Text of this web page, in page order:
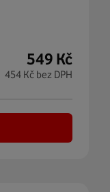
549 Kč
454 Kč bez DPH